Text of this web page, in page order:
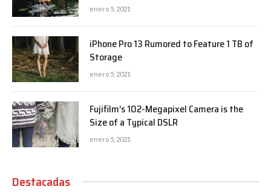
enero 5, 2021
iPhone Pro 13 Rumored to Feature 1 TB of
Storage
enero 5, 2021
Fujifilm’s 102-Megapixel Camera is the
Size of a Typical DSLR
enero 5, 2021
Destacadas